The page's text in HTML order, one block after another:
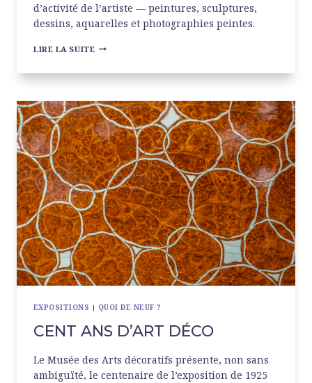
d’activité de l’artiste — peintures, sculptures,
dessins, aquarelles et photographies peintes.
LIRE LA SUITE GERHARD
LOUIS
VUITTON
EXPOSITIONS | QUOI DE NEUF ?
CENT ANS D’ART DÉCO
Le Musée des Arts décoratifs présente, non sans
ambiguïté, le centenaire de l’exposition de 1925